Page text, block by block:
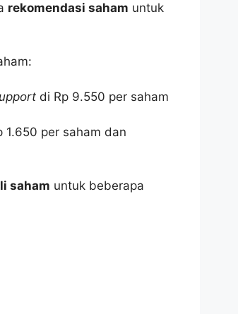
rekomendasi saham untuk
di Rp 9.550 per saham
1.650 per saham dan
saham untuk beberapa